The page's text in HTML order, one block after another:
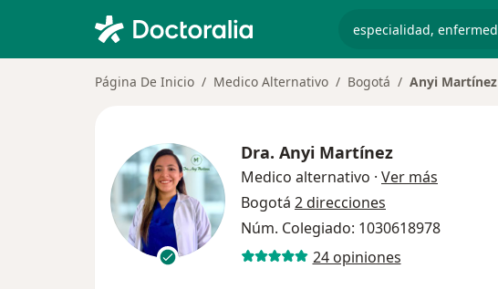
Página De Inicio Medico Alternativo Bogotá Anyi Martínez
Dra. Anyi Martínez
Medico alternativo · Ver más
Bogotá 2 direcciones
Núm. Colegiado: 1030618978
24 opiniones